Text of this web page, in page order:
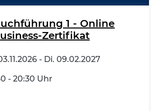
1 - Online
Zertifikat
- Di. 09.02.2027
- 20:30 Uhr